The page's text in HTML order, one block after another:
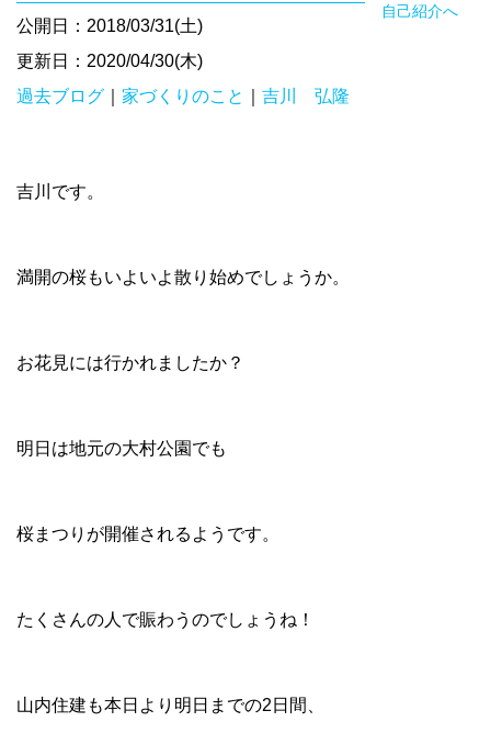
自己紹介へ
公開日：2018/03/31(土)
更新日：2020/04/30(木)
過去ブログ
家づくりのこと 吉川 弘隆
吉川です。
満開の桜もいよいよ散り始めでしょうか。
お花見には行かれましたか？
明日は地元の大村公園でも
桜まつりが開催されるようです。
たくさんの人で賑わうのでしょうね！
山内住建も本日より明日までの2日間、